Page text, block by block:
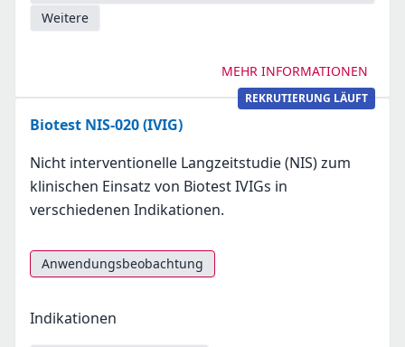
Weitere
MEHR INFORMATIONEN
REKRUTIERUNG LÄUFT
Biotest NIS-020 (IVIG)
Nicht interventionelle Langzeitstudie (NIS) zum
klinischen Einsatz von Biotest IVIGs in
verschiedenen Indikationen.
Anwendungsbeobachtung
Indikationen